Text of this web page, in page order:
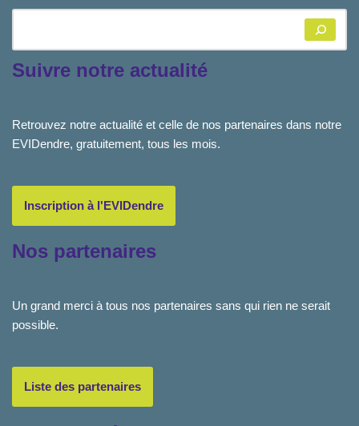
Suivre notre actualité
Retrouvez notre actualité et celle de nos partenaires dans notre
EVIDendre, gratuitement, tous les mois.
Inscription à l'EVIDendre
Nos partenaires
Un grand merci à tous nos partenaires sans qui rien ne serait
possible.
Liste des partenaires